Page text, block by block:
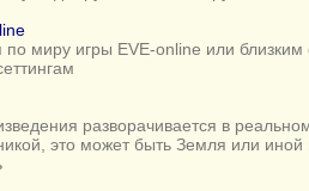
по миру игры EVE-online или близким
разворачивается в
это может быть Земля или